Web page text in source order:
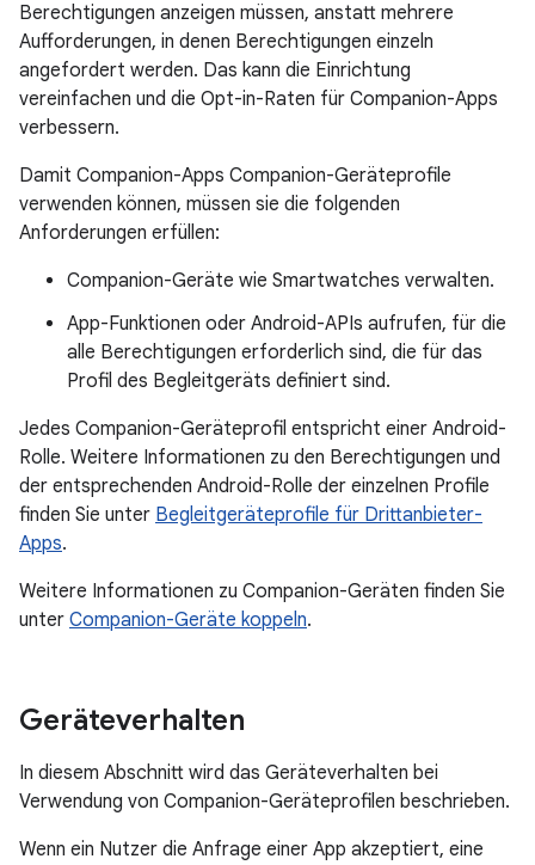
Berechtigungen anzeigen müssen, anstatt mehrere
Aufforderungen, in denen Berechtigungen einzeln
angefordert werden. Das kann die Einrichtung
vereinfachen und die Opt-in-Raten für Companion-Apps
verbessern.
Damit Companion-Apps Companion-Geräteprofile
verwenden können, müssen sie die folgenden
Anforderungen erfüllen:
Companion-Geräte wie Smartwatches verwalten.
App-Funktionen oder Android-APIs aufrufen, für die
alle Berechtigungen erforderlich sind, die für das
Profil des Begleitgeräts definiert sind.
Jedes Companion-Geräteprofil entspricht einer Android-
Rolle. Weitere Informationen zu den Berechtigungen und
der entsprechenden Android-Rolle der einzelnen Profile
finden Sie unter Begleitgeräteprofile für Drittanbieter-
Apps.
Weitere Informationen zu Companion-Geräten finden Sie
unter Companion-Geräte koppeln.
Geräteverhalten
In diesem Abschnitt wird das Geräteverhalten bei
Verwendung von Companion-Geräteprofilen beschrieben.
Wenn ein Nutzer die Anfrage einer App akzeptiert, eine